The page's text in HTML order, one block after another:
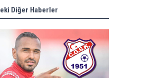
Diğer Haberler